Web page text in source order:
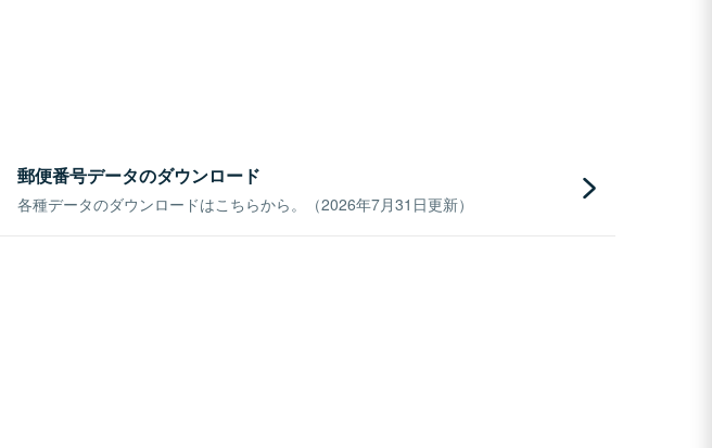
郵便番号データのダウンロード
各種データのダウンロードはこちらから。（2026年7月31日更新）